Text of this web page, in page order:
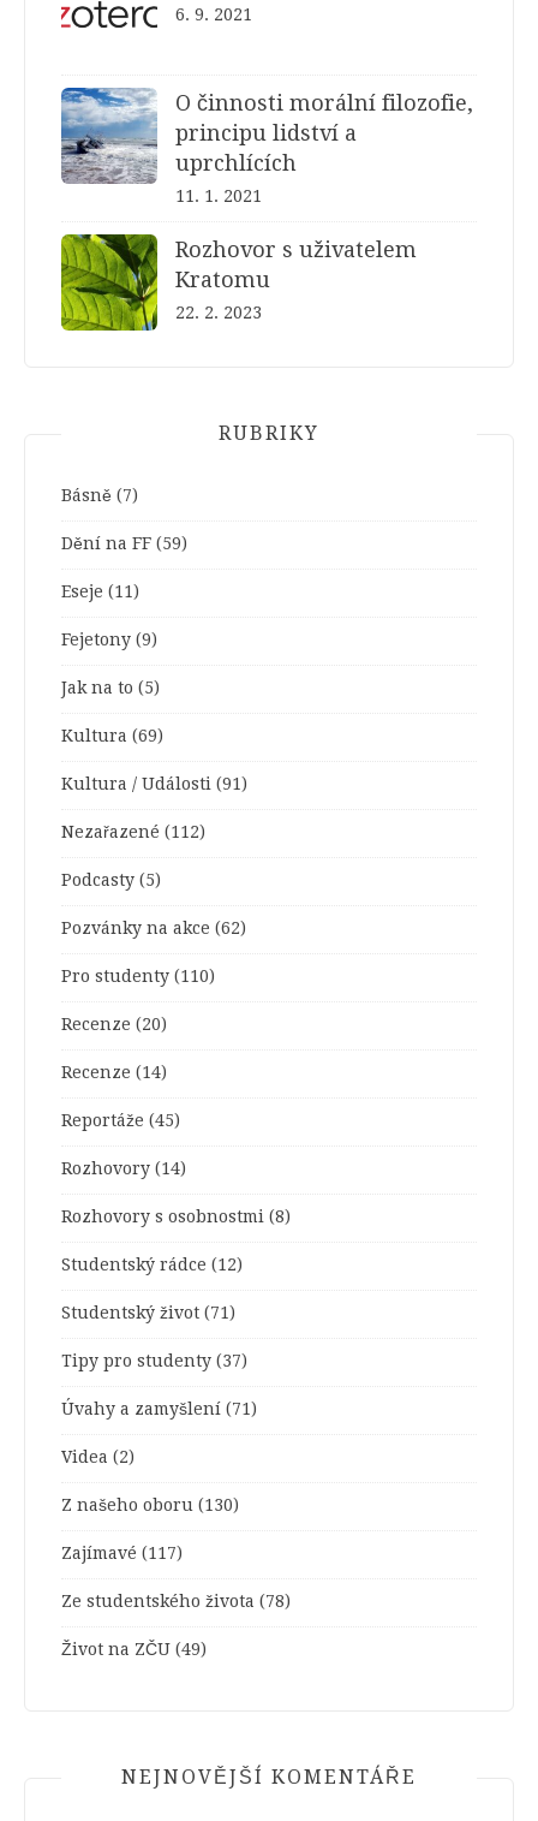
6. 9. 2021
O činnosti morální filozofie,
principu lidství a
uprchlících
11. 1. 2021
Rozhovor s uživatelem
Kratomu
22. 2. 2023
RUBRIKY
Básně (7)
Dění na FF (59)
Eseje (11)
Fejetony (9)
Jak na to (5)
Kultura (69)
Kultura / Události (91)
Nezařazené (112)
Podcasty (5)
Pozvánky na akce (62)
Pro studenty (110)
Recenze (20)
Recenze (14)
Reportáže (45)
Rozhovory (14)
Rozhovory s osobnostmi (8)
Studentský rádce (12)
Studentský život (71)
Tipy pro studenty (37)
Úvahy a zamyšlení (71)
Videa (2)
Z našeho oboru (130)
Zajímavé (117)
Ze studentského života (78)
Život na ZČU (49)
NEJNOVĚJŠÍ KOMENTÁŘE